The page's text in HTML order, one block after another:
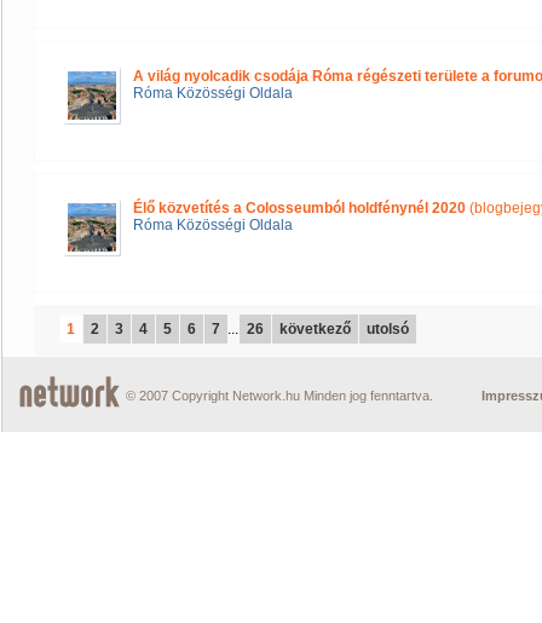
A világ nyolcadik csodája Róma régészeti területe a
Róma Közösségi Oldala
Élő közvetítés a Colosseumból holdfénynél 2020
Róma Közösségi Oldala
1 2 3 4 5 6 7 ... 26 következő utolsó
© 2007 Copyright Network.hu Minden jog fenntartva.